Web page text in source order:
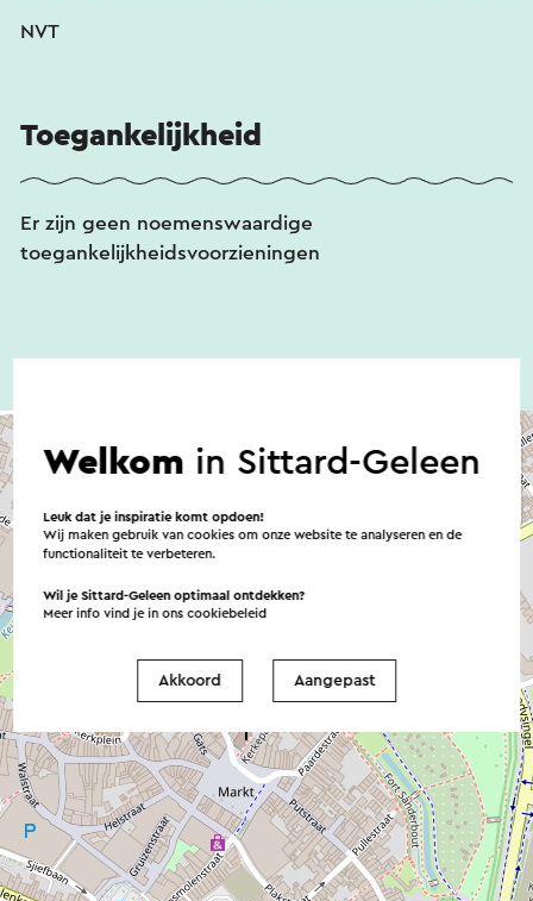
NVT
Toegankelijkheid
Er zijn geen noemenswaardige
toegankelijkheidsvoorzieningen
Welkom in Sittard-Geleen
Leuk dat je inspiratie komt opdoen!
Wij maken gebruik van cookies om onze website te analyseren en de
functionaliteit te verbeteren.
Wil je Sittard-Geleen optimaal ontdekken?
Meer info vind je in onscookiebeleid
Akkoord Aangepast